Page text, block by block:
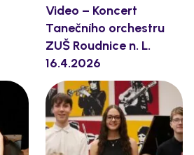
Video – Koncert
Tanečního orchestru
ZUŠ Roudnice n. L.
16.4.2026